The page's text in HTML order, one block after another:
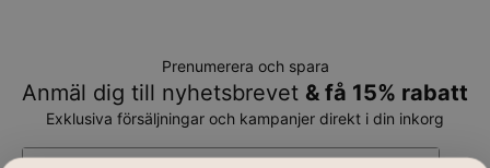
Prenumerera och spara
Anmäl dig till nyhetsbrevet & få 15% rabatt
Exklusiva försäljningar och kampanjer direkt i din inkorg